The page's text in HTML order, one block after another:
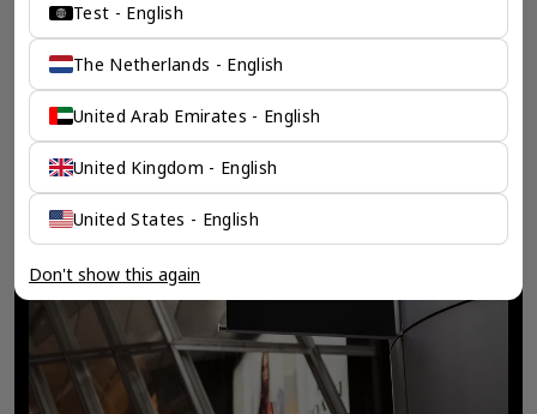
Test - English
The Netherlands - English
United Arab Emirates - English
United Kingdom - English
United States - English
Don't show this again